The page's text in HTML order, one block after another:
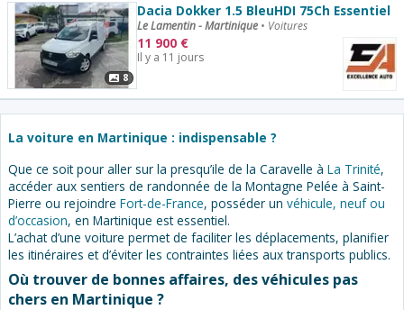
8
Dacia Dokker 1.5 BleuHDI 75Ch Essentiel
Le Lamentin - Martinique • Voitures
11 900 €
Il y a 11 jours
La voiture en Martinique : indispensable ?
Que ce soit pour aller sur la presqu’ile de la Caravelle à La Trinité,
accéder aux sentiers de randonnée de la Montagne Pelée à Saint-
Pierre ou rejoindre Fort-de-France, posséder un véhicule, neuf ou
d’occasion, en Martinique est essentiel.
L’achat d’une voiture permet de faciliter les déplacements, planifier
les itinéraires et d’éviter les contraintes liées aux transports publics.
Où trouver de bonnes affaires, des véhicules pas
chers en Martinique ?